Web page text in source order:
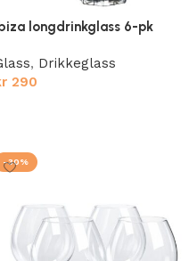
longdrinkglass 6-pk
, Drikkeglass
290
-30%